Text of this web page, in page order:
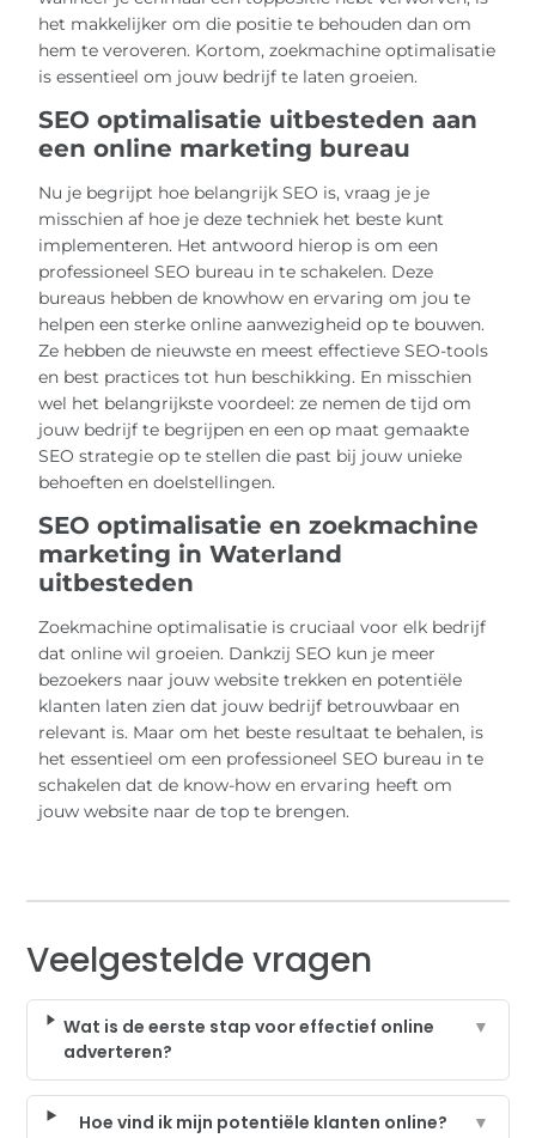
het makkelijker om die positie te behouden dan om
hem te veroveren. Kortom, zoekmachine optimalisatie
is essentieel om jouw bedrijf te laten groeien.
SEO optimalisatie uitbesteden aan
een online marketing bureau
Nu je begrijpt hoe belangrijk SEO is, vraag je je
misschien af hoe je deze techniek het beste kunt
implementeren. Het antwoord hierop is om een
professioneel SEO bureau in te schakelen. Deze
bureaus hebben de knowhow en ervaring om jou te
helpen een sterke online aanwezigheid op te bouwen.
Ze hebben de nieuwste en meest effectieve SEO-tools
en best practices tot hun beschikking. En misschien
wel het belangrijkste voordeel: ze nemen de tijd om
jouw bedrijf te begrijpen en een op maat gemaakte
SEO strategie op te stellen die past bij jouw unieke
behoeften en doelstellingen.
SEO optimalisatie en zoekmachine
marketing in Waterland
uitbesteden
Zoekmachine optimalisatie is cruciaal voor elk bedrijf
dat online wil groeien. Dankzij SEO kun je meer
bezoekers naar jouw website trekken en potentiële
klanten laten zien dat jouw bedrijf betrouwbaar en
relevant is. Maar om het beste resultaat te behalen, is
het essentieel om een professioneel SEO bureau in te
schakelen dat de know-how en ervaring heeft om
jouw website naar de top te brengen.
Veelgestelde vragen
Wat is de eerste stap voor effectief online
adverteren?
▼
Hoe vind ik mijn potentiële klanten online? ▼